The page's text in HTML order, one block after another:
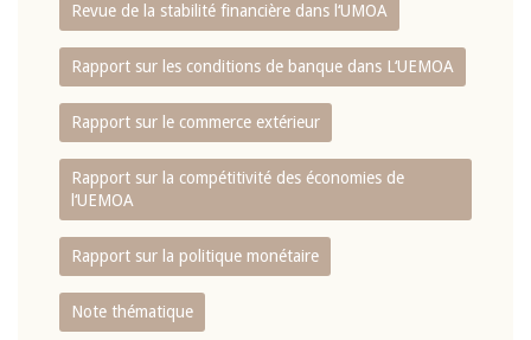
Revue de la stabilité financière dans l‘UMOA
Rapport sur les conditions de banque dans L‘UEMOA
Rapport sur le commerce extérieur
Rapport sur la compétitivité des économies de
l‘UEMOA
Rapport sur la politique monétaire
Note thématique